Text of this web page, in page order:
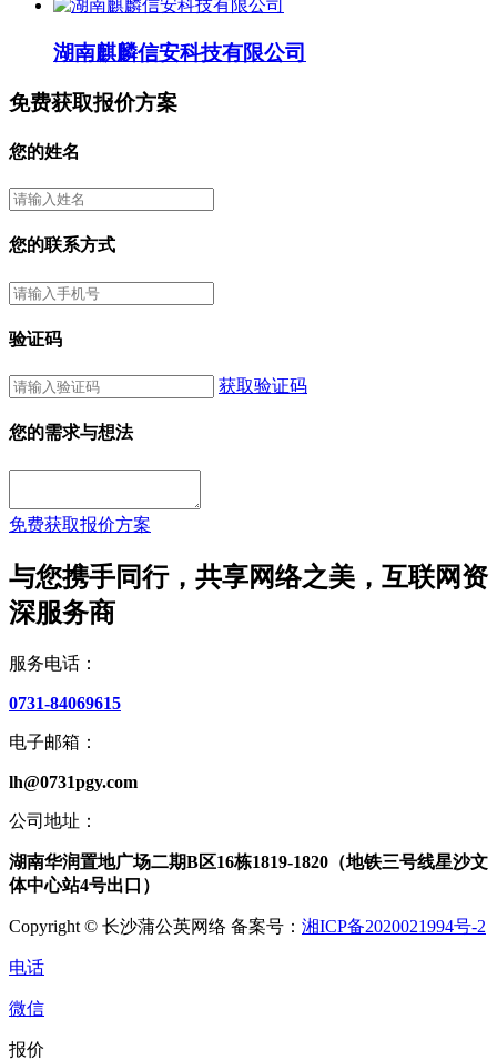
湖南麒麟信安科技有限公司
免费获取报价方案
您的姓名
您的联系方式
验证码
获取验证码
您的需求与想法
免费获取报价方案
与您携手同行，共享网络之美，互联网资
深服务商
服务电话：
0731-84069615
电子邮箱：
lh@0731pgy.com
公司地址：
湖南华润置地广场二期B区16栋1819-1820（地铁三号线星沙文
体中心站4号出口）
Copyright © 长沙蒲公英网络 备案号： 湘ICP备2020021994号-2
电话
微信
报价